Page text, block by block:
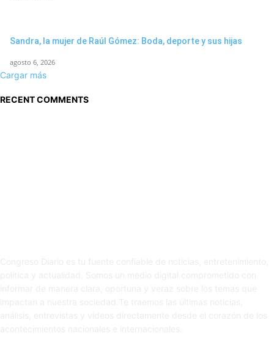
Sandra, la mujer de Raúl Gómez: Boda, deporte y sus hijas
agosto 6, 2026
Cargar más
RECENT COMMENTS